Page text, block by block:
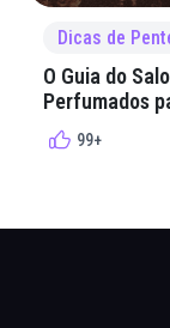
O Guia do
Perfumados
99+